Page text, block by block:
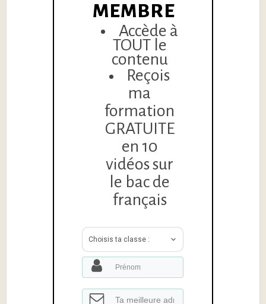
MEMBRE
Accède à
TOUT le
contenu
Reçois
ma
formation
GRATUITE
en 10
vidéos sur
le bac de
français
Choisis ta classe :